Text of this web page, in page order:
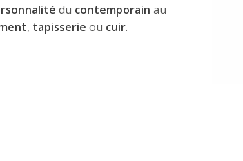
du contemporain au
, tapisserie ou cuir.